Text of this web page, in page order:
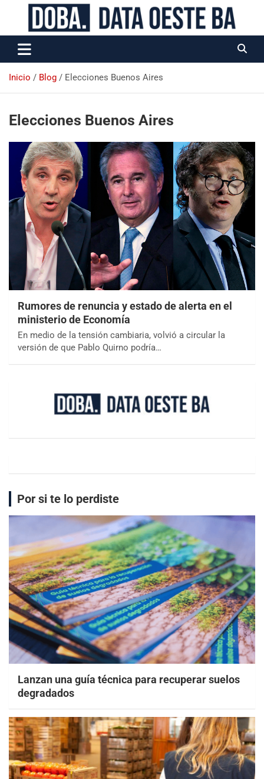
Data Oeste BA
Inicio Blog Elecciones Buenos Aires
Elecciones Buenos Aires
Rumores de renuncia y estado de alerta en el
ministerio de Economía
En medio de la tensión cambiaria, volvió a circular la
versión de que Pablo Quirno podría…
Por si te lo perdiste
Lanzan una guía técnica para recuperar suelos
degradados